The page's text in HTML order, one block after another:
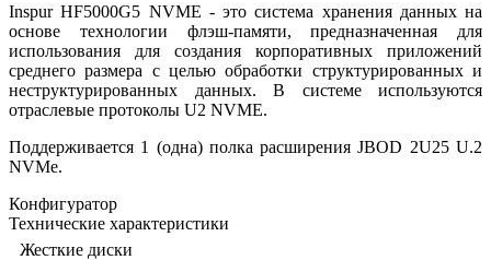
Inspur HF5000G5 NVME - это система хранения данных на
основе технологии флэш-памяти, предназначенная для
использования для создания корпоративных приложений
среднего размера с целью обработки структурированных и
неструктурированных данных. В системе используются
отраслевые протоколы U2 NVME.
Поддерживается 1 (одна) полка расширения JBOD 2U25 U.2
NVMe.
Конфигуратор
Технические характеристики
Жесткие диски